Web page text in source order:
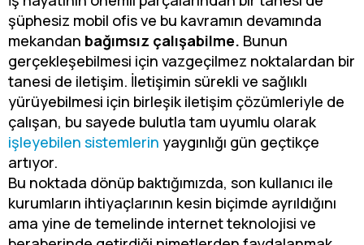
şüphesiz mobil ofis ve bu kavramın devamında
mekandan bağımsız çalışabilme. Bunun
gerçekleşebilmesi için vazgeçilmez noktalardan bir
tanesi de iletişim. İletişimin sürekli ve sağlıklı
yürüyebilmesi için birleşik iletişim çözümleriyle de
çalışan, bu sayede bulutla tam uyumlu olarak
işleyebilen sistemlerin yaygınlığı gün geçtikçe
artıyor.
Bu noktada dönüp baktığımızda, son kullanıcı ile
kurumların ihtiyaçlarının kesin biçimde ayrıldığını
ama yine de temelinde internet teknolojisi ve